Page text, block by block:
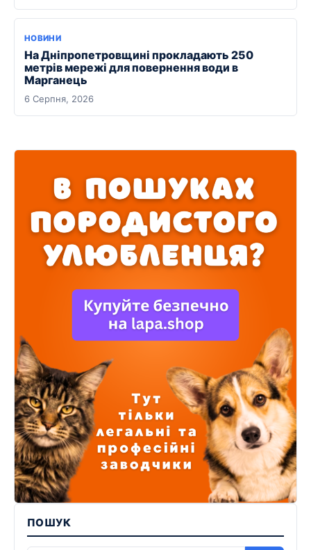
НОВИНИ
На Дніпропетровщині прокладають 250
метрів мережі для повернення води в
Марганець
6 Серпня, 2026
ПОШУК